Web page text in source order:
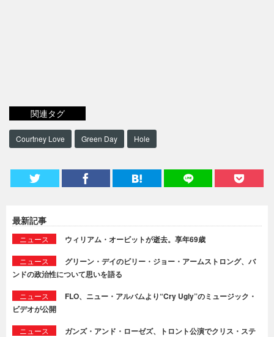
関連タグ
Courtney Love Green Day Hole
最新記事
ニュース ウィリアム・オービットが逝去。享年69歳
ニュース
グリーン・デイのビリー・ジョー・アームストロング、バ
ンドの政治性について思いを語る
ニュース
FLO、ニュー・アルバムより“Cry Ugly”のミュージック・
ビデオが公開
ニュース
ガンズ・アンド・ローゼズ、トロント公演でクリス・ステ